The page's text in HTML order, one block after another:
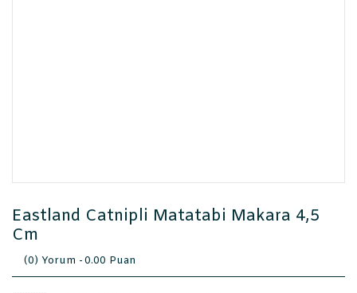
Eastland Catnipli Matatabi Makara 4,5
Cm
(0) Yorum -0.00 Puan